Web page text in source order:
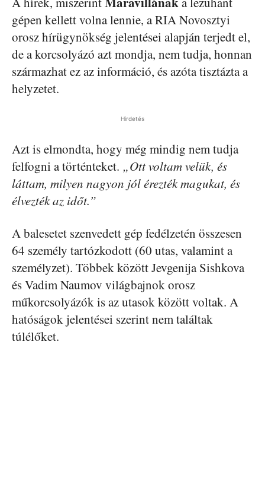
gépen kellett volna lennie, a RIA Novosztyi
orosz hírügynökség jelentései alapján terjedt el,
de a korcsolyázó azt mondja, nem tudja, honnan
származhat ez az információ, és azóta tisztázta a
helyzetet.
Hirdetés
Azt is elmondta, hogy még mindig nem tudja
felfogni a történteket. „Ott voltam velük, és
láttam, milyen nagyon jól érezték magukat, és
élvezték az időt.”
A balesetet szenvedett gép fedélzetén összesen
64 személy tartózkodott (60 utas, valamint a
személyzet). Többek között Jevgenija Sishkova
és Vadim Naumov világbajnok orosz
műkorcsolyázók is az utasok között voltak. A
hatóságok jelentései szerint nem találtak
túlélőket.